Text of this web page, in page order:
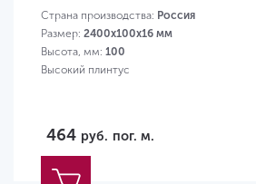
Страна производства: Россия
Размер: 2400х100х16 мм
Высота, мм: 100
Высокий плинтус
464 руб. пог. м.